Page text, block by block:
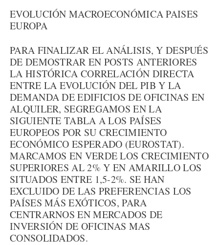
EVOLUCIÓN MACROECONÓMICA PAISES
EUROPA
PARA FINALIZAR EL ANÁLISIS, Y DESPUÉS
DE DEMOSTRAR EN POSTS ANTERIORES
LA HISTÓRICA CORRELACIÓN DIRECTA
ENTRE LA EVOLUCIÓN DEL PIB Y LA
DEMANDA DE EDIFICIOS DE OFICINAS EN
ALQUILER, SEGREGAMOS EN LA
SIGUIENTE TABLA A LOS PAÍSES
EUROPEOS POR SU CRECIMIENTO
ECONÓMICO ESPERADO (EUROSTAT).
MARCAMOS EN VERDE LOS CRECIMIENTO
SUPERIORES AL 2% Y EN AMARILLO LOS
SITUADOS ENTRE 1,5-2%. SE HAN
EXCLUIDO DE LAS PREFERENCIAS LOS
PAÍSES MÁS EXÓTICOS, PARA
CENTRARNOS EN MERCADOS DE
INVERSIÓN DE OFICINAS MAS
CONSOLIDADOS.